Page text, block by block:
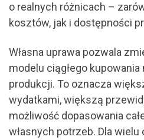
o realnych różnicach –
kosztów, jak i dostępności
Własna uprawa pozwala
modelu ciągłego
produkcji. To oznacza
wydatkami, większą
możliwość dopasowania
własnych potrzeb. Dla